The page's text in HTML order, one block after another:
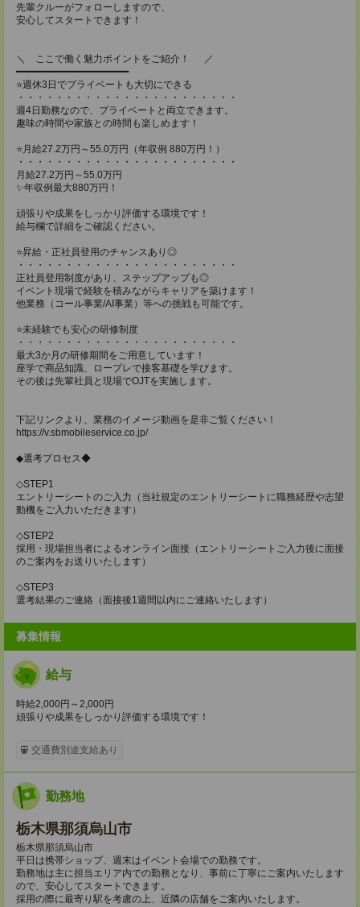
先輩クルーがフォローしますので、
安心してスタートできます！
＼ ここで働く魅力ポイントをご紹介！ ／
━━━━━━━━━━━━━━━━━━━━
⭐週休3日でプライベートも大切にできる
・・・・・・・・・・・・・・・・・・・・・・・
週4日勤務なので、プライベートと両立できます。
趣味の時間や家族との時間も楽しめます！
⭐月給27.2万円～55.0万円（年収例 880万円！）
・・・・・・・・・・・・・・・・・・・・・・・
月給27.2万円～55.0万円
✨年収例最大880万円！
頑張りや成果をしっかり評価する環境です！
給与欄で詳細をご確認ください。
⭐昇給・正社員登用のチャンスあり◎
・・・・・・・・・・・・・・・・・・・・・・・
正社員登用制度があり、ステップアップも◎
イベント現場で経験を積みながらキャリアを築けます！
他業務（コール事業/AI事業）等への挑戦も可能です。
⭐未経験でも安心の研修制度
・・・・・・・・・・・・・・・・・・・・・・・
最大3か月の研修期間をご用意しています！
座学で商品知識、ロープレで接客基礎を学びます。
その後は先輩社員と現場でOJTを実施します。
下記リンクより、業務のイメージ動画を是非ご覧ください！
https://v.sbmobileservice.co.jp/
◆選考プロセス◆
◇STEP1
エントリーシートのご入力（当社規定のエントリーシートに職務経歴や志望
動機をご入力いただきます）
◇STEP2
採用・現場担当者によるオンライン面接（エントリーシートご入力後に面接
のご案内をお送りいたします）
◇STEP3
選考結果のご連絡（面接後1週間以内にご連絡いたします）
募集情報
給与
時給2,000円～2,000円
頑張りや成果をしっかり評価する環境です！
交通費別途支給あり
勤務地
栃木県那須烏山市
栃木県那須烏山市
平日は携帯ショップ、週末はイベント会場での勤務です。
勤務地は主に担当エリア内での勤務となり、事前に丁寧にご案内いたします
ので、安心してスタートできます。
採用の際に最寄り駅を考慮の上、近隣の店舗をご案内いたします。